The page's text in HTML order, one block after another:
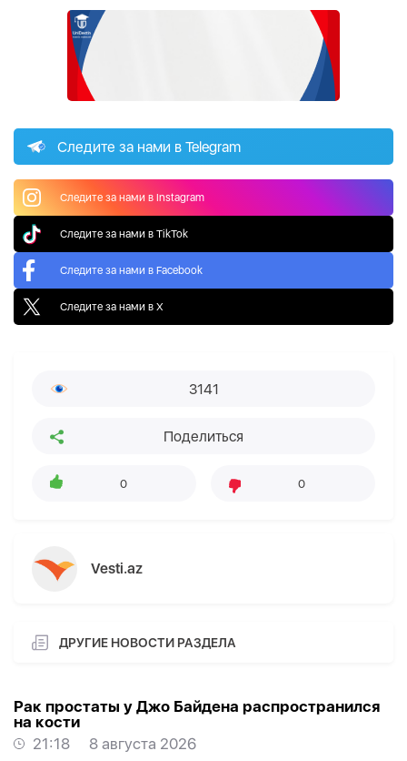
Следите за нами в Telegram
Следите за нами в Instagram
Следите за нами в TikTok
Следите за нами в Facebook
Следите за нами в X
3141
Поделиться
0 0
Vesti.az
ДРУГИЕ НОВОСТИ РАЗДЕЛА
Рак простаты у Джо Байдена распространился
на кости
21:18
8 августа 2026